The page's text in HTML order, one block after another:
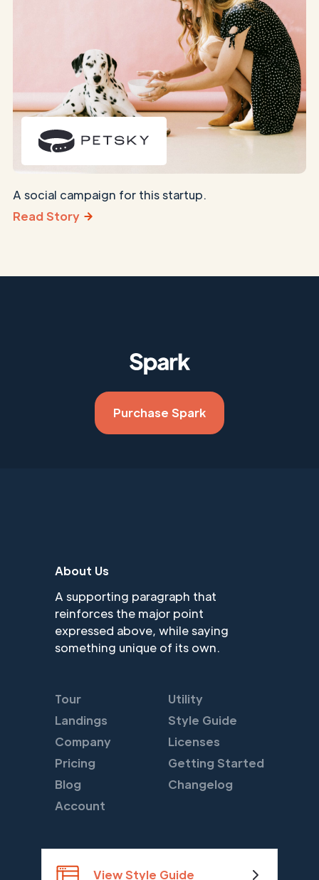
A social campaign for this startup.
Read Story
Purchase Spark
About Us
A supporting paragraph that
reinforces the major point
expressed above, while saying
something unique of its own.
Tour
Landings
Company
Pricing
Blog
Account
Utility
Style Guide
Licenses
Getting Started
Changelog
View Style Guide